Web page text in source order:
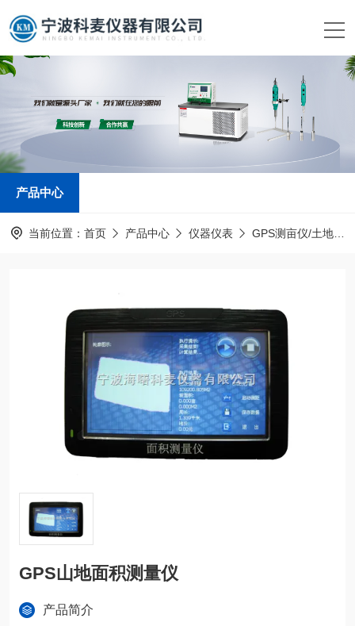
产品中心
当前位置： 首页 产品中心 仪器仪表 GPS测亩仪/土地面积测量仪
GPS山地面积测量仪
产品简介